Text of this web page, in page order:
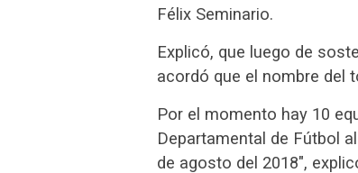
Félix Seminario.
Explicó, que luego de
acordó que el nombre del
Por el momento hay 10
Departamental de Fútbol
de agosto del 2018″,